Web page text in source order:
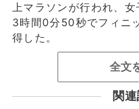
上マラソンが行われ、
3時間0分50秒でフィニ
得した。
全文
関